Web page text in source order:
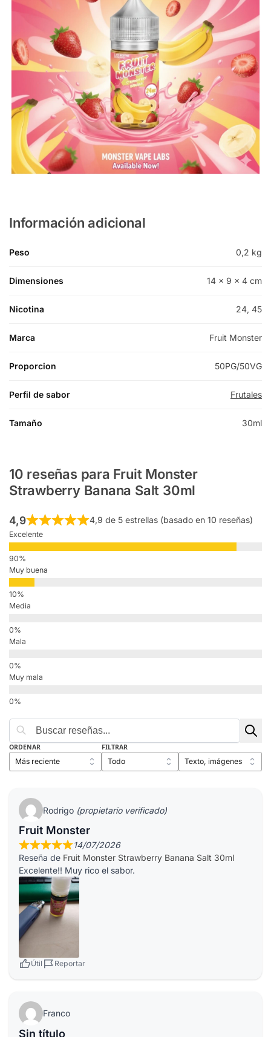
Información adicional
Peso 0,2 kg
Dimensiones 14 × 9 × 4 cm
Nicotina 24, 45
Marca Fruit Monster
Proporcion 50PG/50VG
Perfil de sabor Frutales
Tamaño 30ml
10 reseñas para Fruit Monster
Strawberry Banana Salt 30ml
4,9 4,9 de 5 estrellas (basado en 10 reseñas)
Excelente
Muy buena
Media
Mala
Muy mala
ORDENAR FILTRAR
Rodrigo (propietario verificado)
Fruit Monster
14/07/2026
Reseña de Fruit Monster Strawberry Banana Salt 30ml
Excelente!! Muy rico el sabor.
Útil Reportar
Franco
Sin título